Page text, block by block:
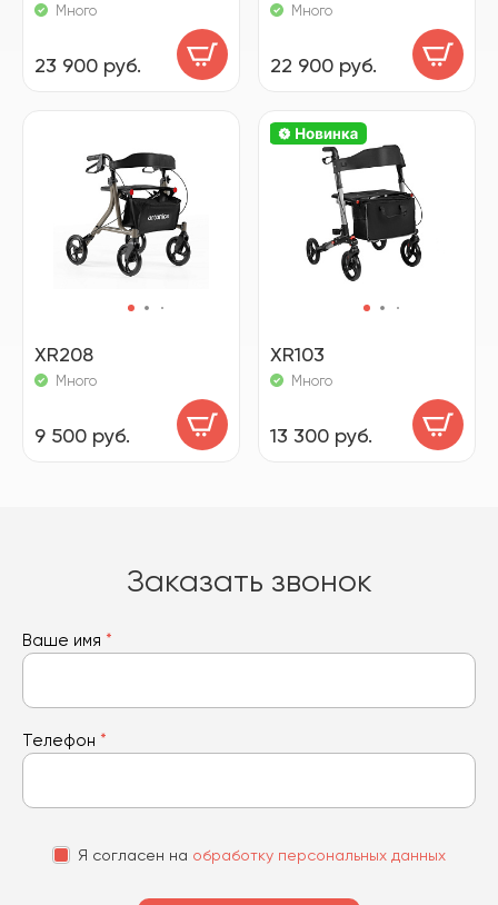
Много
23 900 руб.
Много
22 900 руб.
XR208
Много
9 500 руб.
XR103
Много
13 300 руб.
Заказать звонок
Ваше имя *
Телефон *
Я согласен на обработку персональных данных